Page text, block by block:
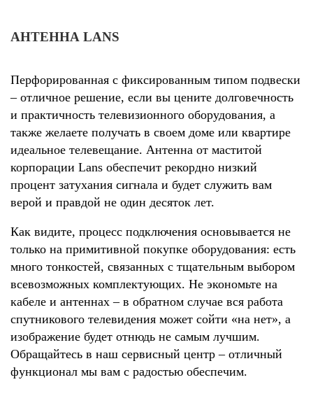
АНТЕННА LANS
Перфорированная с фиксированным типом подвески
– отличное решение, если вы цените долговечность
и практичность телевизионного оборудования, а
также желаете получать в своем доме или квартире
идеальное телевещание. Антенна от маститой
корпорации Lans обеспечит рекордно низкий
процент затухания сигнала и будет служить вам
верой и правдой не один десяток лет.
Как видите, процесс подключения основывается не
только на примитивной покупке оборудования: есть
много тонкостей, связанных с тщательным выбором
всевозможных комплектующих. Не экономьте на
кабеле и антеннах – в обратном случае вся работа
спутникового телевидения может сойти «на нет», а
изображение будет отнюдь не самым лучшим.
Обращайтесь в наш сервисный центр – отличный
функционал мы вам с радостью обеспечим.